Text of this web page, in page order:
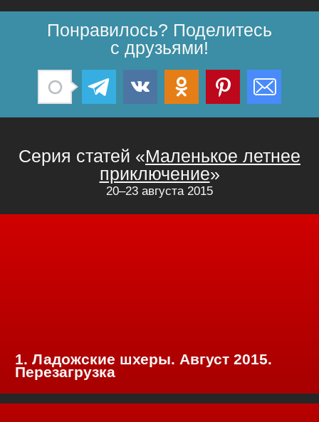
Понравилось? Поделитесь
с друзьями!
Серия статей «Маленькое летнее
приключение»
20–23 августа 2015
1. Ладожские шхеры. Август 2015.
Перезагрузка